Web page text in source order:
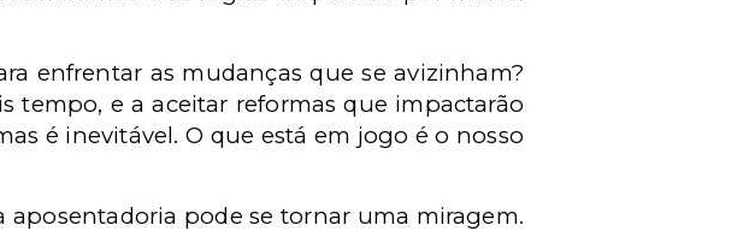
enfrentar as mudanças que se avizinham?
tempo, e a aceitar reformas que impactarão
é inevitável. O que está em jogo é o nosso
aposentadoria pode se tornar uma miragem.